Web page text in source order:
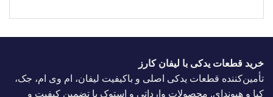
خرید قطعات یدکی با لیفان کارز
تأمین‌کننده قطعات یدکی اصلی و باکیفیت لیفان، ام وی ام، جک،
کیا و هیوندای. محصولات وارداتی و استوک با تضمین کیفیت و